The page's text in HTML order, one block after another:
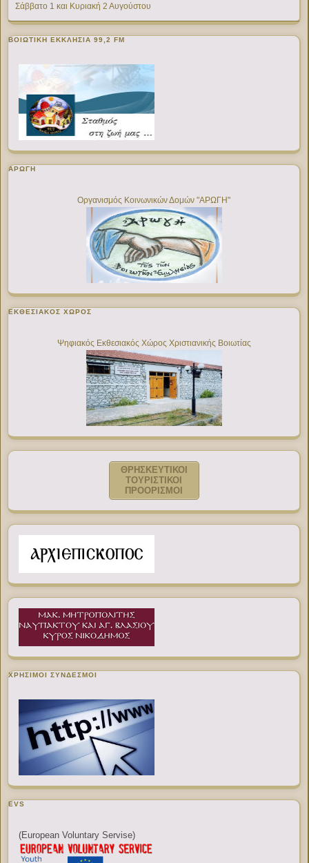
Σάββατο 1 και Κυριακή 2 Αυγούστου
ΒΟΙΩΤΙΚΉ ΕΚΚΛΗΣΊΑ 99,2 FM
ΑΡΩΓΗ
Οργανισμός Κοινωνικών Δομών "ΑΡΩΓΗ"
ΕΚΘΕΣΙΑΚΌΣ ΧΏΡΟΣ
Ψηφιακός Εκθεσιακός Χώρος Χριστιανικής Βοιωτίας
ΘΡΗΣΚΕΥΤΙΚΟΙ
ΤΟΥΡΙΣΤΙΚΟΙ
ΠΡΟΟΡΙΣΜΟΙ
ΧΡΉΣΙΜΟΙ ΣΎΝΔΕΣΜΟΙ
EVS
(European Voluntary Servise)